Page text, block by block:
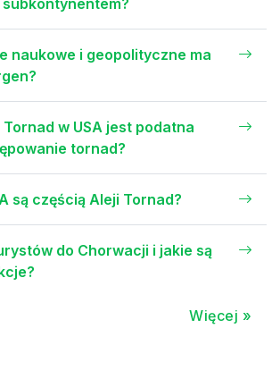
naukowe i geopolityczne ma
w USA jest podatna
tornad?
są częścią Aleji Tornad?
do Chorwacji i jakie są
Więcej »